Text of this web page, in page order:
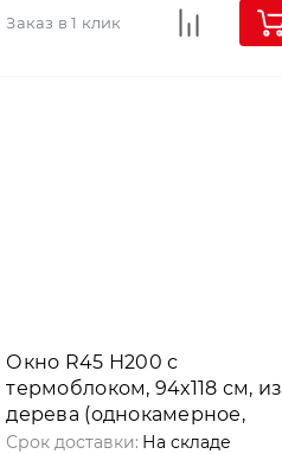
Заказ в 1 клик
Окно R45 Н200 с
термоблоком, 94х118 см, из
дерева (однокамерное,
среднеповоротное), Roto
Срок доставки: На складе